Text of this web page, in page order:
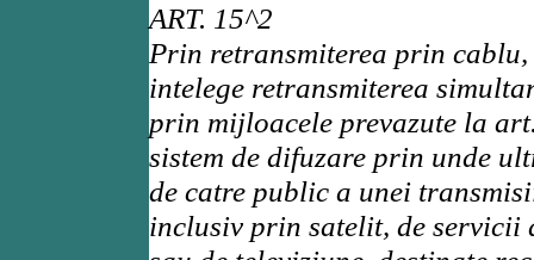
ART. 15^2
Prin retransmiterea prin cablu,
intelege retransmiterea
prin mijloacele prevazute la
sistem de difuzare prin unde
de catre public a unei
inclusiv prin satelit, de servicii